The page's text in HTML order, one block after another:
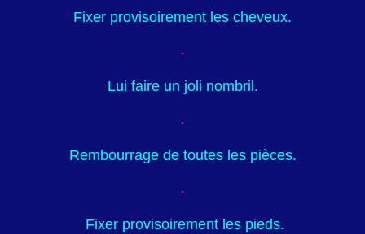
Fixer provisoirement les cheveux.
Lui faire un joli nombril.
Rembourrage de toutes les pièces.
Fixer provisoirement les pieds.